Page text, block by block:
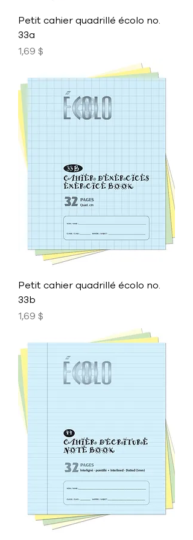
Petit cahier quadrillé écolo no.
33a
Prix
1,69 $
Petit cahier quadrillé écolo no.
33b
Prix
1,69 $